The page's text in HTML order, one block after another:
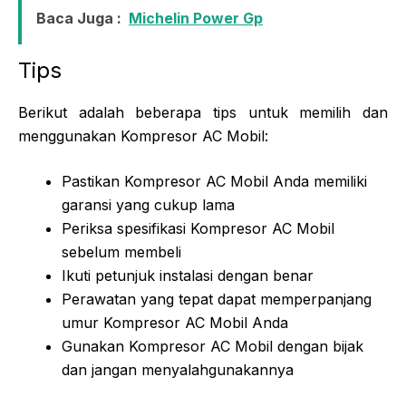
Baca Juga : Michelin Power Gp
Tips
Berikut adalah beberapa tips untuk memilih dan
menggunakan Kompresor AC Mobil:
Pastikan Kompresor AC Mobil Anda memiliki
garansi yang cukup lama
Periksa spesifikasi Kompresor AC Mobil
sebelum membeli
Ikuti petunjuk instalasi dengan benar
Perawatan yang tepat dapat memperpanjang
umur Kompresor AC Mobil Anda
Gunakan Kompresor AC Mobil dengan bijak
dan jangan menyalahgunakannya